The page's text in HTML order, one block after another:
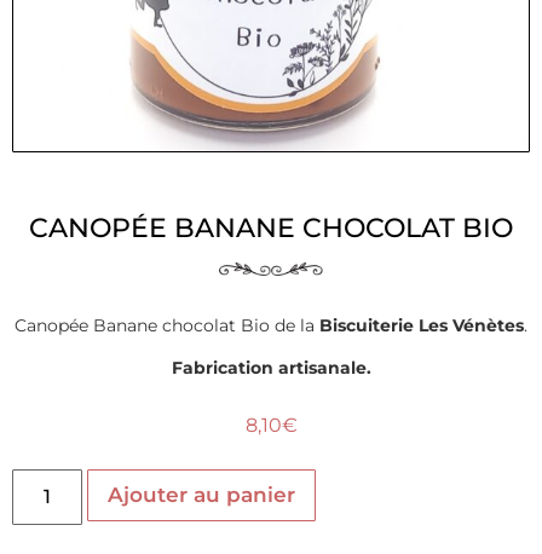
CANOPÉE BANANE CHOCOLAT BIO
Canopée Banane chocolat Bio de la Biscuiterie Les Vénètes.
Fabrication artisanale.
8,10€
Ajouter au panier